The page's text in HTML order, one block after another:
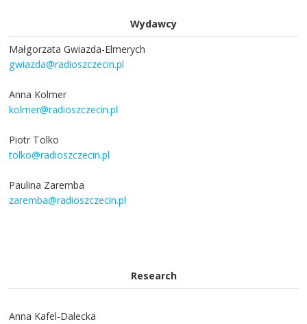
Wydawcy
Małgorzata Gwiazda-Elmerych
gwiazda@radioszczecin.pl
Anna Kolmer
kolmer@radioszczecin.pl
Piotr Tolko
tolko@radioszczecin.pl
Paulina Zaremba
zaremba@radioszczecin.pl
Research
Anna Kafel-Dalecka